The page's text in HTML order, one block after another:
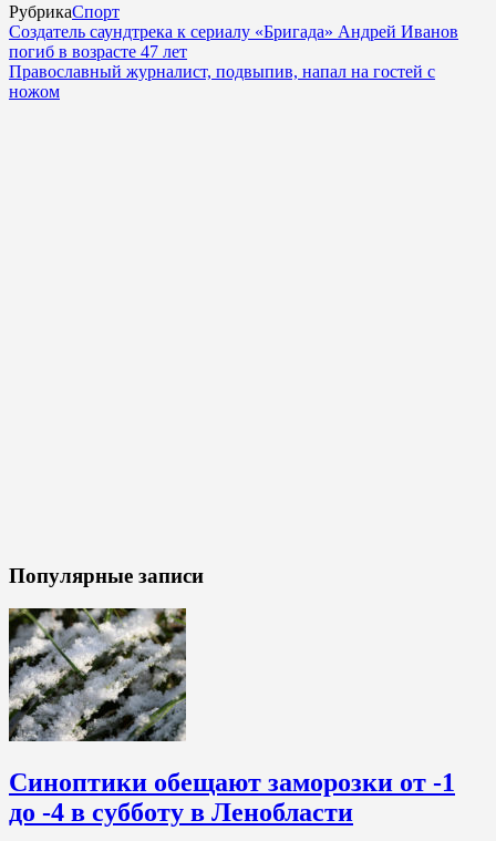
РубрикаСпорт
Создатель саундтрека к сериалу «Бригада» Андрей Иванов
погиб в возрасте 47 лет
Православный журналист, подвыпив, напал на гостей с
ножом
Популярные записи
Синоптики обещают заморозки от -1
до -4 в субботу в Ленобласти